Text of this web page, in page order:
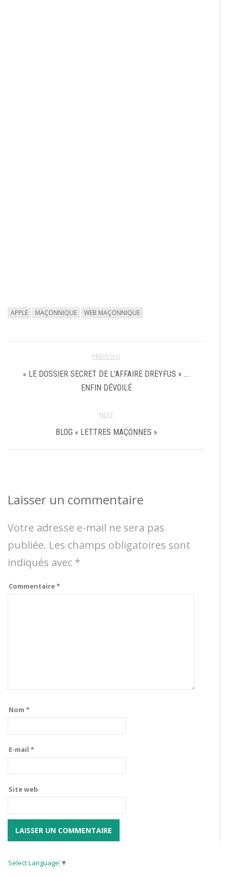
APPLE MAÇONNIQUE WEB MAÇONNIQUE
PREVIOUS
« LE DOSSIER SECRET DE L’AFFAIRE DREYFUS » ….
ENFIN DÉVOILÉ
NEXT
BLOG « LETTRES MAÇONNES »
Laisser un commentaire
Votre adresse e-mail ne sera pas
publiée. Les champs obligatoires sont
indiqués avec *
Commentaire*
Nom *
E-mail *
Site web
Select Language ▼